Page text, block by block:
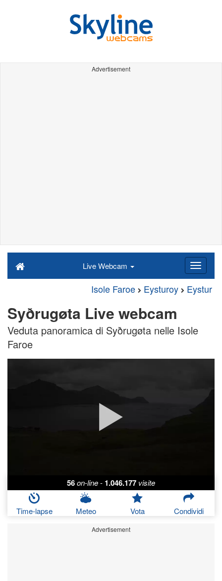
Advertisement
Live Webcam
Isole Faroe Eysturoy Eystur
Syðrugøta Live webcam
Veduta panoramica di Syðrugøta nelle Isole
Faroe
56on-line- 1.046.177 visite
Time-lapse Meteo Vota Condividi
Advertisement